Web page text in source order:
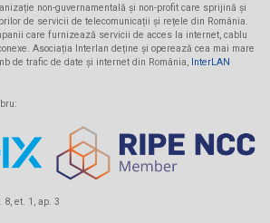
Network
non-guvernamentală și non-profit care sprijină și
de servicii de telecomunicații și rețele din România.
care furnizează servicii de acces la internet, cablu
Asociația Interlan deține și operează cea mai mare
de trafic de date și internet din România, InterLAN
8, et. 1, ap. 3